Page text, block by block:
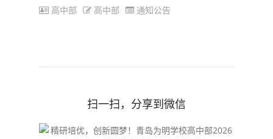
高中部 高中部 通知公告
扫一扫，分享到微信